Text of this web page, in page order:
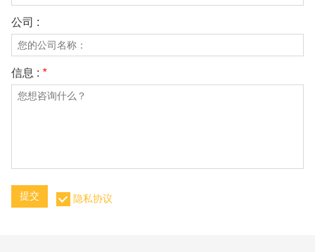
公司 :
信息 : *
提交 隐私协议